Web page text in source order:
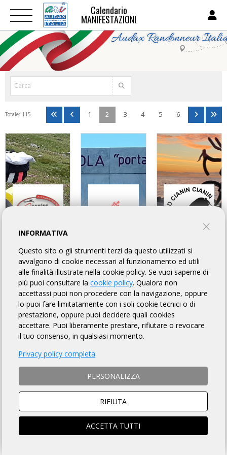
Calendario
MANIFESTAZIONI
Totale: 115 1 2 3 4 5 6
CAMPOBELLO
RUNNING
&BIKE-
POLISPORTIVA
ASD
CASELLESE
Cianìn
Cianìn
Cicli Roma
Ciclisti dei
Peloritani
CICLISTI
INFORMATIVA
Questo sito o gli strumenti terzi da questo utilizzati si
avvalgono di cookie necessari al funzionamento ed utili
alle finalità illustrate nella cookie policy. Se vuoi saperne di
più puoi consultare lacookie policy. Qualora non
accettassi puoi non procedere con la navigazione, oppure
lo puoi fare limitatamente con i soli cookie tecnici o di
prestazione, oppure puoi decidere quali cookies
accettare. Puoi liberamente prestare, rifiutare o revocare
il tuo consenso, in qualsiasi momento.
Privacy policy completa
PERSONALIZZA
RIFIUTA
ACCETTA TUTTI